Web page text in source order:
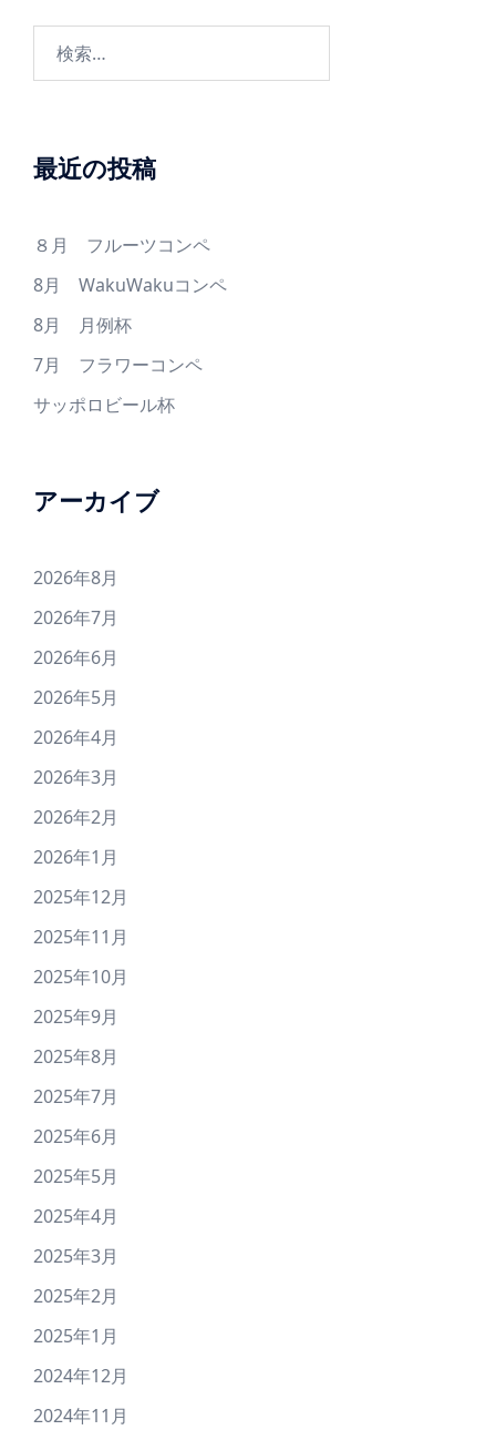
ョ
最近の投稿
８月 フルーツコンペ
8月 WakuWakuコンペ
8月 月例杯
7月 フラワーコンペ
サッポロビール杯
アーカイブ
2026年8月
2026年7月
2026年6月
2026年5月
2026年4月
2026年3月
2026年2月
2026年1月
2025年12月
2025年11月
2025年10月
2025年9月
2025年8月
2025年7月
2025年6月
2025年5月
2025年4月
2025年3月
2025年2月
2025年1月
2024年12月
2024年11月